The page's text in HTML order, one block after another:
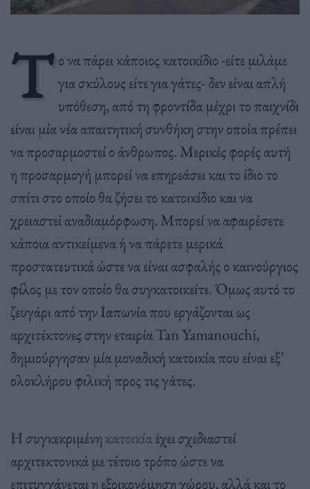
Τ ο να πάρει κάποιος κατοικίδιο -είτε μιλάμε
για σκύλους είτε για γάτες- δεν είναι απλή
υπόθεση, από τη φροντίδα μέχρι το παιχνίδι
είναι μία νέα απαιτητική συνθήκη στην οποία πρέπει
να προσαρμοστεί ο άνθρωπος. Μερικές φορές αυτή
η προσαρμογή μπορεί να επηρεάσει και το ίδιο το
σπίτι στο οποίο θα ζήσει το κατοικίδιο και να
χρειαστεί αναδιαμόρφωση. Μπορεί να αφαιρέσετε
κάποια αντικείμενα ή να πάρετε μερικά
προστατευτικά ώστε να είναι ασφαλής ο καινούργιος
φίλος με τον οποίο θα συγκατοικείτε. Όμως αυτό το
ζευγάρι από την Ιαπωνία που εργάζονται ως
αρχιτέκτονες στην εταιρία Tan Yamanouchi,
δημιούργησαν μία μοναδική κατοικία που είναι εξ’
ολοκλήρου φιλική προς τις γάτες.
Η συγκεκριμένη κατοικίαέχει σχεδιαστεί
αρχιτεκτονικά με τέτοιο τρόπο ώστε να
επιτυγχάνεται η εξοικονόμηση χώρου, αλλά και το